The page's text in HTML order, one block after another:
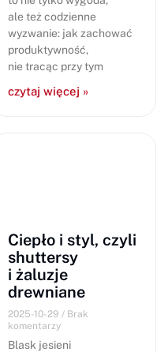
ale też codzienne
wyzwanie: jak zachować
produktywność,
nie tracąc przy tym
czytaj więcej »
Ciepło i styl, czyli
shuttersy
i żaluzje
drewniane
2025-10-29
Brak
komentarzy
Blask jesieni